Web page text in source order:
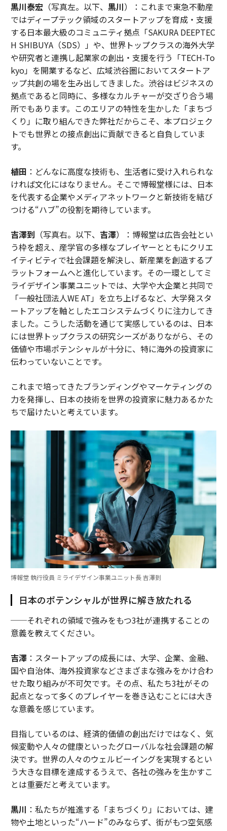
黒川泰宏 （写真左。以下、 黒川）：これまで東急不動産
ではディープテック領域のスタートアップを育成・支援
する日本最大級のコミュニティ拠点「SAKURA DEEPTEC
H SHIBUYA（SDS）」や、世界トップクラスの海外大学
や研究者と連携し起業家の創出・支援を行う「TECH-To
kyo」を開業するなど、広域渋谷圏においてスタートア
ップ共創の場を生み出してきました。渋谷はビジネスの
拠点であると同時に、多様なカルチャーが交ざり合う場
所でもあります。このエリアの特性を生かした「まちづ
くり」に取り組んできた弊社だからこそ、本プロジェク
トでも世界との接点創出に貢献できると自負していま
す。
植田 ：どんなに高度な技術も、生活者に受け入れられな
ければ文化にはなりません。そこで博報堂様には、日本
を代表する企業やメディアネットワークと新技術を結び
つける“ハブ”の役割を期待しています。
吉澤到 （写真右。以下、 吉澤）：博報堂は広告会社とい
う枠を超え、産学官の多様なプレイヤーとともにクリエ
イティビティで社会課題を解決し、新産業を創造するプ
ラットフォームへと進化しています。その一環としてミ
ライデザイン事業ユニットでは、大学や大企業と共同で
「一般社団法人WE AT」を立ち上げるなど、大学発スタ
ートアップを軸としたエコシステムづくりに注力してき
ました。こうした活動を通じて実感しているのは、日本
には世界トップクラスの研究シーズがありながら、その
価値や市場ポテンシャルが十分に、特に海外の投資家に
伝わっていないことです。
これまで培ってきたブランディングやマーケティングの
力を発揮し、日本の技術を世界の投資家に魅力あるかた
ちで届けたいと考えています。
博報堂 執行役員 ミライデザイン事業ユニット長 吉澤到
日本のポテンシャルが世界に解き放たれる
──それぞれの領域で強みをもつ3社が連携することの
意義を教えてください。
吉澤：スタートアップの成長には、大学、企業、金融、
国や自治体、海外投資家などさまざまな強みをかけ合わ
せた取り組みが不可欠です。その点、私たち3社がその
起点となって多くのプレイヤーを巻き込むことには大き
な意義を感じています。
目指しているのは、経済的価値の創出だけではなく、気
候変動や人々の健康といったグローバルな社会課題の解
決です。世界の人々のウェルビーイングを実現するとい
う大きな目標を達成するうえで、各社の強みを生かすこ
とは重要だと考えています。
黒川 ：私たちが推進する「まちづくり」においては、建
物や土地といった“ハード”のみならず、街がもつ空気感